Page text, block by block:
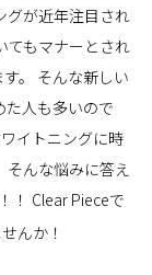
グが近年注目され
てもマナーとされ
。
そんな新しい
た人も多いので
イトニングに時
そんな悩みに答え
！ Clear Pieceで
んか！